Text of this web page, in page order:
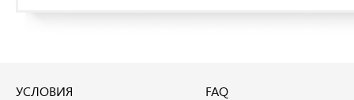
УСЛОВИЯ FAQ